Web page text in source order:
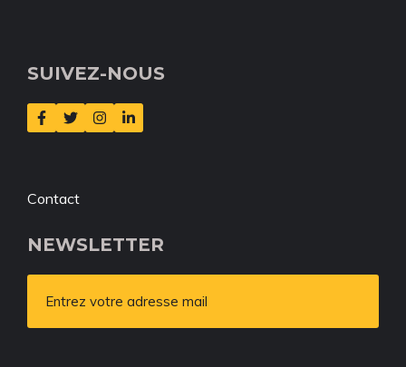
SUIVEZ-NOUS
Contact
NEWSLETTER
Entrez votre adresse mail